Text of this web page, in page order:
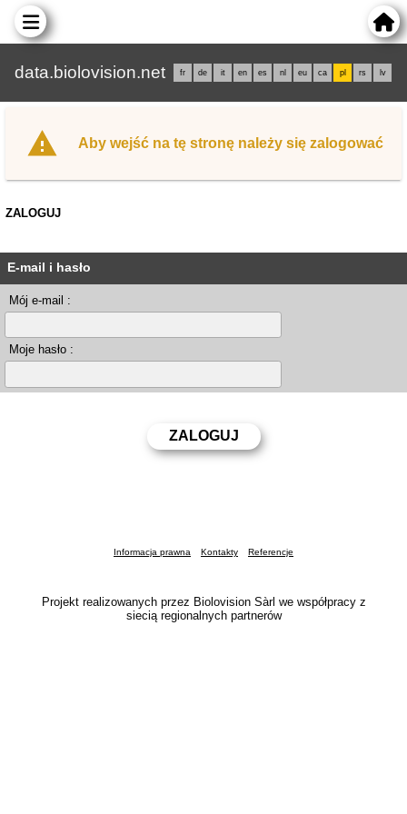
data.biolovision.net fr de it en es nl eu ca pl rs lv
Aby wejść na tę stronę należy się zalogować
ZALOGUJ
E-mail i hasło
Mój e-mail :
Moje hasło :
Informacja prawna Kontakty Referencje
Projekt realizowanych przez Biolovision Sàrl we współpracy z
siecią regionalnych partnerów